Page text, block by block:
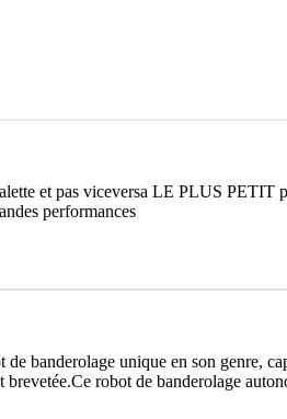
et pas viceversa LE PLUS PETIT
performances
unique en son genre,
brevetée.Ce robot de banderolage